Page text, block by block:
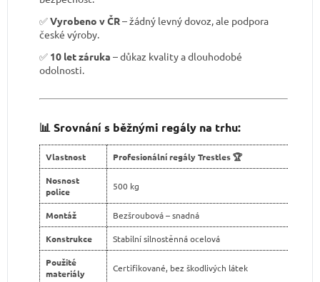
✅Vyrobeno v ČR– žádný levný dovoz, ale podpora
české výroby.
✅ 10 let záruka – důkaz kvality a dlouhodobé
odolnosti.
📊 Srovnání s běžnými regály na trhu:
Vlastnost Profesionální regály Trestles 🏆
Nosnost
police
500 kg
Montáž Bezšroubová – snadná
Konstrukce Stabilní silnostěnná ocelová
Použité
materiály
Certifikované, bez škodlivých látek